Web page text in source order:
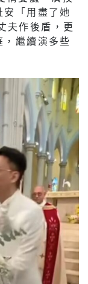
「用盡了她
夫作後盾，更
，繼續演多些